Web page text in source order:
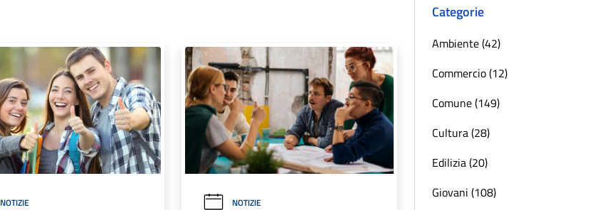
NOTIZIE NOTIZIE
Categorie
Ambiente (42)
Commercio (12)
Comune (149)
Cultura (28)
Edilizia (20)
Giovani (108)